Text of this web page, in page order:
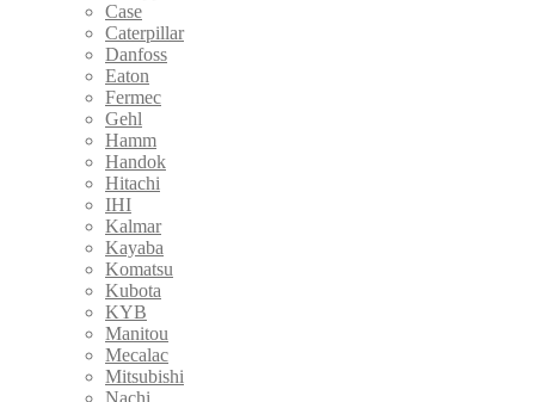
Case
Caterpillar
Danfoss
Eaton
Fermec
Gehl
Hamm
Handok
Hitachi
IHI
Kalmar
Kayaba
Komatsu
Kubota
KYB
Manitou
Mecalac
Mitsubishi
Nachi